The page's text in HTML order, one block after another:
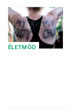
ÉLETMÓD